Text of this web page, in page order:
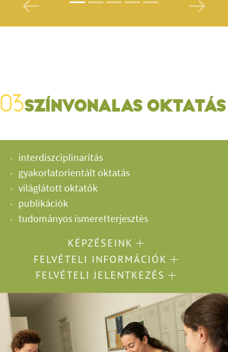
Previous Next
SZÍNVONALAS OKTATÁS
interdiszciplinaritás
gyakorlatorientált oktatás
világlátott oktatók
publikációk
tudományos ismeretterjesztés
KÉPZÉSEINK
FELVÉTELI INFORMÁCIÓK
FELVÉTELI JELENTKEZÉS